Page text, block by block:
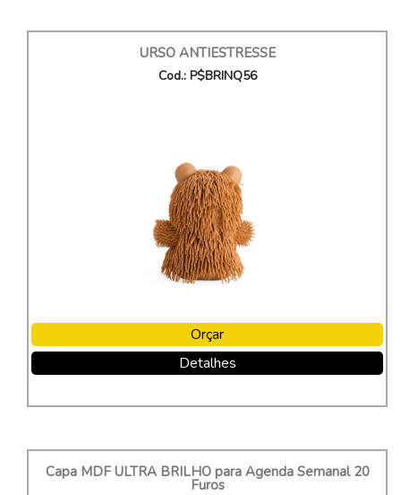
URSO ANTIESTRESSE
Cod.: P$BRINQ56
Orçar
Detalhes
Capa MDF ULTRA BRILHO para Agenda Semanal 20
Furos